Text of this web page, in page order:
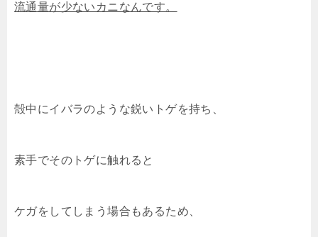
流通量が少ないカニなんです。
殻中にイバラのような鋭いトゲを持ち、
素手でそのトゲに触れると
ケガをしてしまう場合もあるため、